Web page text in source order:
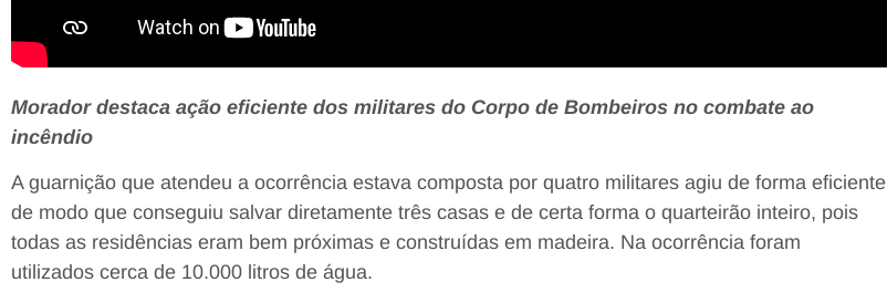
Morador destaca ação eficiente dos militares do Corpo de Bombeiros no combate ao
incêndio
A guarnição que atendeu a ocorrência estava composta por quatro militares agiu de forma eficiente
de modo que conseguiu salvar diretamente três casas e de certa forma o quarteirão inteiro, pois
todas as residências eram bem próximas e construídas em madeira. Na ocorrência foram
utilizados cerca de 10.000 litros de água.